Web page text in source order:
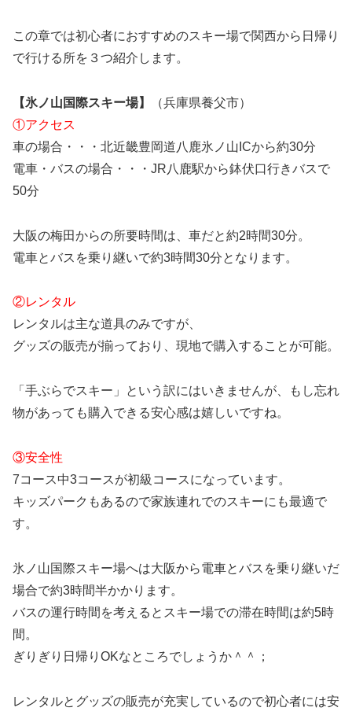
この章では初心者におすすめのスキー場で関西から日帰り
で行ける所を３つ紹介します。
【氷ノ山国際スキー場】
（兵庫県養父市）
①アクセス
車の場合・・・北近畿豊岡道八鹿氷ノ山ICから約30分
電車・バスの場合・・・JR八鹿駅から鉢伏口行きバスで
50分
大阪の梅田からの所要時間は、車だと約2時間30分。
電車とバスを乗り継いで約3時間30分となります。
②レンタル
レンタルは主な道具のみですが、
グッズの販売が揃っており、現地で購入することが可能。
「手ぶらでスキー」という訳にはいきませんが、もし忘れ
物があっても購入できる安心感は嬉しいですね。
③安全性
7コース中3コースが初級コースになっています。
キッズパークもあるので家族連れでのスキーにも最適で
す。
氷ノ山国際スキー場へは大阪から電車とバスを乗り継いだ
場合で約3時間半かかります。
バスの運行時間を考えるとスキー場での滞在時間は約5時
間。
ぎりぎり日帰りOKなところでしょうか＾＾；
レンタルとグッズの販売が充実しているので初心者には安